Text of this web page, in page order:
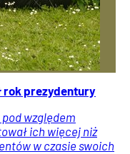
rok prezydentury
względem
ich więcej niż
w czasie swoich